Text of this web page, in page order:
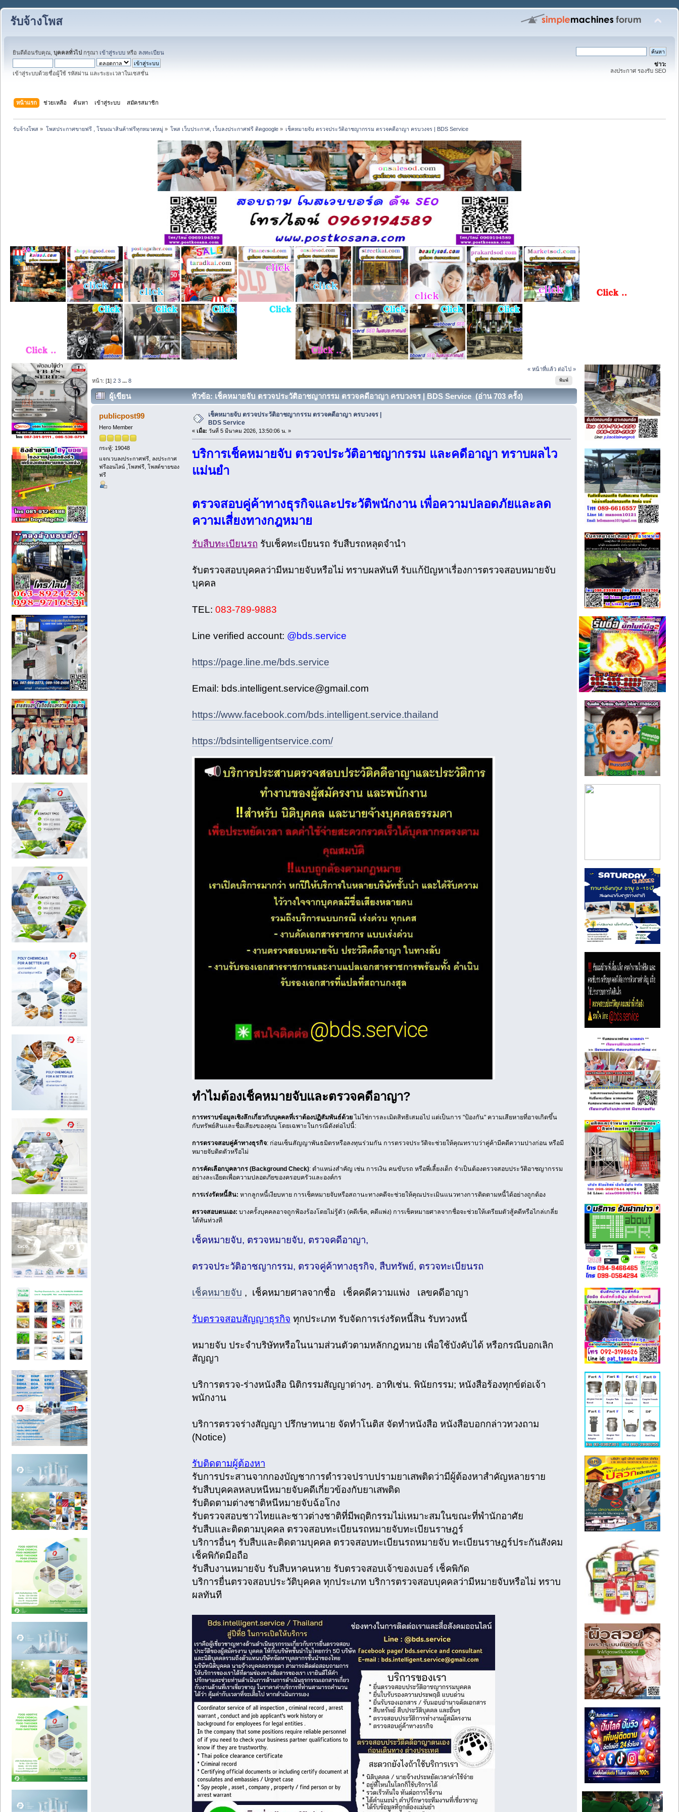
รับจ้างโพส
ยินดีต้อนรับคุณ, บุคคลทั่วไป กรุณา เข้าสู่ระบบ หรือ ลงทะเบียน
เข้าสู่ระบบด้วยชื่อผู้ใช้ รหัสผ่าน และระยะเวลาในเซสชั่น
ข่าว:
ลงประกาศ รองรับ SEO
หน้าแรก ช่วยเหลือ ค้นหา เข้าสู่ระบบ สมัครสมาชิก
รับจ้างโพส » โพสประกาศขายฟรี , โฆษณาสินค้าฟรีทุกหมวดหมู่» โพส เว็บประกาศ, เว็บลงประกาศฟรี ติดgoogle» เช็คหมายจับ ตรวจประวัติอาชญากรรม ตรวจคดีอาญา ครบวงจร | BDS Service
« หน้าที่แล้ว ต่อไป »
พิมพ์
หน้า: [1]2 3 ...8
ผู้เขียน หัวข้อ: เช็คหมายจับ ตรวจประวัติอาชญากรรม ตรวจคดีอาญา ครบวงจร | BDS Service (อ่าน 703 ครั้ง)
publicpost99
Hero Member
กระทู้: 19048
แจกเวบลงประกาศฟรี, ลงประกาศ
ฟรีออนไลน์ ,โพสฟรี, โพสต์ขายของ
ฟรี
เช็คหมายจับ ตรวจประวัติอาชญากรรม ตรวจคดีอาญา ครบวงจร |
BDS Service
« เมื่อ: วันที่ 5 มีนาคม 2026, 13:50:06 น. »
บริการเช็คหมายจับ ตรวจประวัติอาชญากรรม และคดีอาญา ทราบผลไว
แม่นยำ
ตรวจสอบคู่ค้าทางธุรกิจและประวัติพนักงาน เพื่อความปลอดภัยและลด
ความเสี่ยงทางกฎหมาย
รับสืบทะเบียนรถ รับเช็คทะเบียนรถ รับสืบรถหลุดจำนำ
รับตรวจสอบบุคคลว่ามีหมายจับหรือไม่ ทราบผลทันที รับแก้ปัญหาเรื่องการตรวจสอบหมายจับ
บุคคล
TEL: 083-789-9883
Line verified account: @bds.service
https://page.line.me/bds.service
Email: bds.intelligent.service@gmail.com
https://www.facebook.com/bds.intelligent.service.thailand
https://bdsintelligentservice.com/
ทำไมต้องเช็คหมายจับและตรวจคดีอาญา?
การทราบข้อมูลเชิงลึกเกี่ยวกับบุคคลที่เราต้องปฏิสัมพันธ์ด้วยไม่ใช่การละเมิดสิทธิเสมอไป แต่เป็นการ "ป้องกัน" ความเสียหายที่อาจเกิดขึ้น
กับทรัพย์สินและชื่อเสียงของคุณ โดยเฉพาะในกรณีดังต่อไปนี้:
การตรวจสอบคู่ค้าทางธุรกิจ: ก่อนเซ็นสัญญาพันธมิตรหรือลงทุนร่วมกัน การตรวจประวัติจะช่วยให้คุณทราบว่าคู่ค้ามีคดีความปางก่อน หรือมี
หมายจับติดตัวหรือไม่
การคัดเลือกบุคลากร (Background Check): ตำแหน่งสำคัญ เช่น การเงิน คนขับรถ หรือพี่เลี้ยงเด็ก จำเป็นต้องตรวจสอบประวัติอาชญากรรม
อย่างละเอียดเพื่อความปลอดภัยของครอบครัวและองค์กร
การเร่งรัดหนี้สิน: หากลูกหนี้เงียบหาย การเช็คหมายจับหรือสถานะทางคดีจะช่วยให้คุณประเมินแนวทางการติดตามหนี้ได้อย่างถูกต้อง
ตรวจสอบตนเอง: บางครั้งบุคคลอาจถูกฟ้องร้องโดยไม่รู้ตัว (คดีเช็ค, คดีแพ่ง) การเช็คหมายศาลจากชื่อจะช่วยให้เตรียมตัวสู้คดีหรือไกล่เกลี่ย
ได้ทันท่วงที
เช็คหมายจับ, ตรวจหมายจับ, ตรวจคดีอาญา,
ตรวจประวัติอาชญากรรม, ตรวจคู่ค้าทางธุรกิจ, สืบทรัพย์, ตรวจทะเบียนรถ
เช็คหมายจับ , เช็คหมายศาลจากชื่อ เช็คคดีความแพ่ง เลขคดีอาญา
รับตรวจสอบสัญญาธุรกิจ ทุกประเภท รับจัดการเร่งรัดหนี้สิน รับทวงหนี้
หมายจับ ประจำบริษัทหรือในนามส่วนตัวตามหลักกฎหมาย เพื่อใช้บังคับได้ หรือกรณีบอกเลิก
สัญญา
บริการตรวจ-ร่างหนังสือ นิติกรรมสัญญาต่างๆ. อาทิเช่น. พินัยกรรม; หนังสือร้องทุกข์ต่อเจ้า
พนักงาน
บริการตรวจร่างสัญญา ปรึกษาทนาย จัดทำโนติส จัดทำหนังสือ หนังสือบอกกล่าวทวงถาม
(Notice)
รับติดตามผู้ต้องหา
รับการประสานจากกองบัญชาการตำรวจปราบปรามยาเสพติดว่ามีผู้ต้องหาสำคัญหลายราย
รับสืบบุคคลหลบหนีหมายจับคดีเกี่ยวข้องกับยาเสพติด
รับติดตามต่างชาติหนีหมายจับฉ้อโกง
รับตรวจสอบชาวไทยและชาวต่างชาติที่มีพฤติกรรมไม่เหมาะสมในขณะที่พำนักอาศัย
รับสืบและติดตามบุคคล ตรวจสอบทะเบียนรถหมายจับทะเบียนราษฎร์
บริการอื่นๆ รับสืบและติดตามบุคคล ตรวจสอบทะเบียนรถหมายจับ ทะเบียนราษฎร์ประกันสังคม
เช็คพิกัดมือถือ
รับสืบงานหมายจับ รับสืบหาคนหาย รับตรวจสอบเจ้าของเบอร์ เช็คพิกัด
บริการยื่นตรวจสอบประวัติบุคคล ทุกประเภท บริการตรวจสอบบุคคลว่ามีหมายจับหรือไม่ ทราบ
ผลทันที